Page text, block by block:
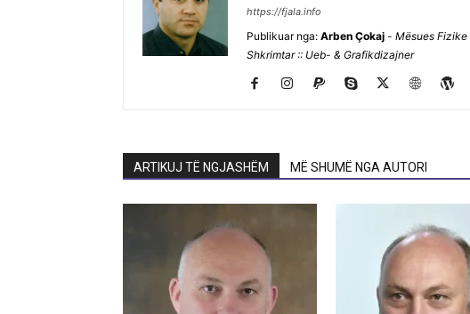
https://fjala.info
Publikuar nga: Arben Çokaj - Mësues Fizike
Shkrimtar :: Ueb- & Grafikdizajner
ARTIKUJ TË NGJASHËM MË SHUMË NGA AUTORI